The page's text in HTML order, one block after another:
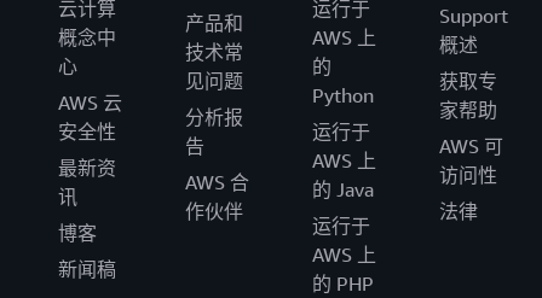
云计算
概念中
心
AWS 云
安全性
最新资
讯
博客
新闻稿
产品和
技术常
见问题
分析报
告
AWS 合
作伙伴
运行于
AWS 上
的
Python
运行于
AWS 上
的 Java
运行于
AWS 上
的 PHP
Support
概述
获取专
家帮助
AWS 可
访问性
法律